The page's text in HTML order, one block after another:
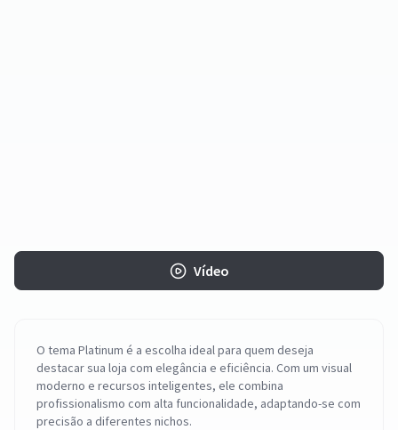
Vídeo
O tema Platinum é a escolha ideal para quem deseja
destacar sua loja com elegância e eficiência. Com um visual
moderno e recursos inteligentes, ele combina
profissionalismo com alta funcionalidade, adaptando-se com
precisão a diferentes nichos.